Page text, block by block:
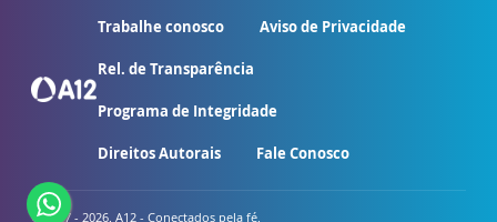
Trabalhe conosco Aviso de Privacidade
Rel. de Transparência
Programa de Integridade
Direitos Autorais Fale Conosco
© 2007 - 2026. A12 - Conectados pela fé.